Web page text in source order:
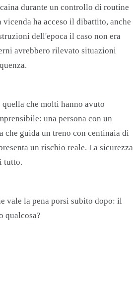
durante un controllo di routine
vicenda ha acceso il dibattito, anche
dell'epoca il caso non era
avrebbero rilevato situazioni
che molti hanno avuto
una persona con un
che guida un treno con centinaia di
un rischio reale. La sicurezza
tutto.
vale la pena porsi subito dopo: il
qualcosa?